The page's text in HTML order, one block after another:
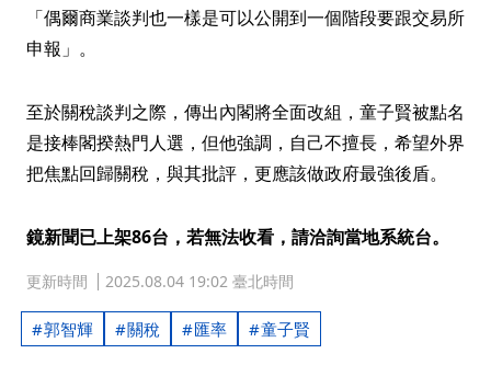
「偶爾商業談判也一樣是可以公開到一個階段要跟交易所
申報」。
至於關稅談判之際，傳出內閣將全面改組，童子賢被點名
是接棒閣揆熱門人選，但他強調，自己不擅長，希望外界
把焦點回歸關稅，與其批評，更應該做政府最強後盾。
鏡新聞已上架86台，若無法收看，請洽詢當地系統台。
更新時間 2025.08.04 19:02 臺北時間
郭智輝 關稅 匯率 童子賢